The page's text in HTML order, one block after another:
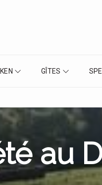
GÎTES
au